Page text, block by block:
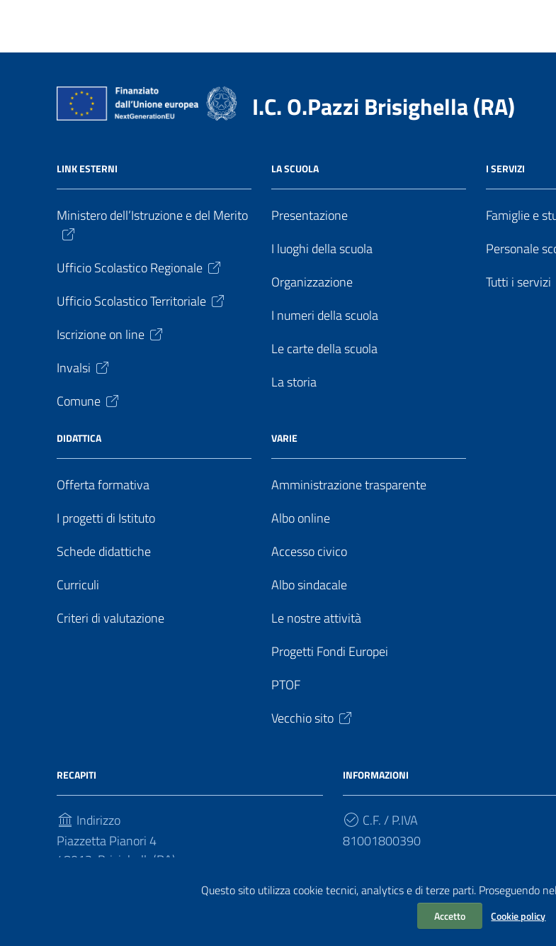
Questo sito utilizza cookie tecnici, analytics e di terze parti. Proseguendo
Accetto Cookie policy
I.C. O.Pazzi Brisighella (RA)
LINK ESTERNI
Ministero dell’Istruzione e del Merito
Ufficio Scolastico Regionale
Ufficio Scolastico Territoriale
Iscrizione on line
Invalsi
Comune
LA SCUOLA
Presentazione
I luoghi della scuola
Organizzazione
I numeri della scuola
Le carte della scuola
La storia
I SERVIZI
Famiglie e
Personale
Tutti i servizi
DIDATTICA
Offerta formativa
I progetti di Istituto
Schede didattiche
Curriculi
Criteri di valutazione
VARIE
Amministrazione trasparente
Albo online
Accesso civico
Albo sindacale
Le nostre attività
Progetti Fondi Europei
PTOF
Vecchio sito
RECAPITI
Indirizzo
Piazzetta Pianori 4
48013, Brisighella(RA)
INFORMAZIONI
C.F. / P.IVA
81001800390
UF4HBY